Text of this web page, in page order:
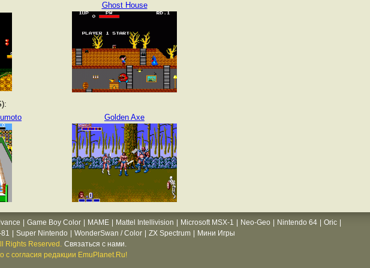
Ghost House
Golden Axe
Game Boy Color MAME Mattel Intellivision Microsoft MSX-1 Neo-Geo Nintendo 64 Oric
Super Nintendo WonderSwan / Color ZX Spectrum
Мини Игры
Rights Reserved. Связаться с нами.
с согласия редакции EmuPlanet.Ru!